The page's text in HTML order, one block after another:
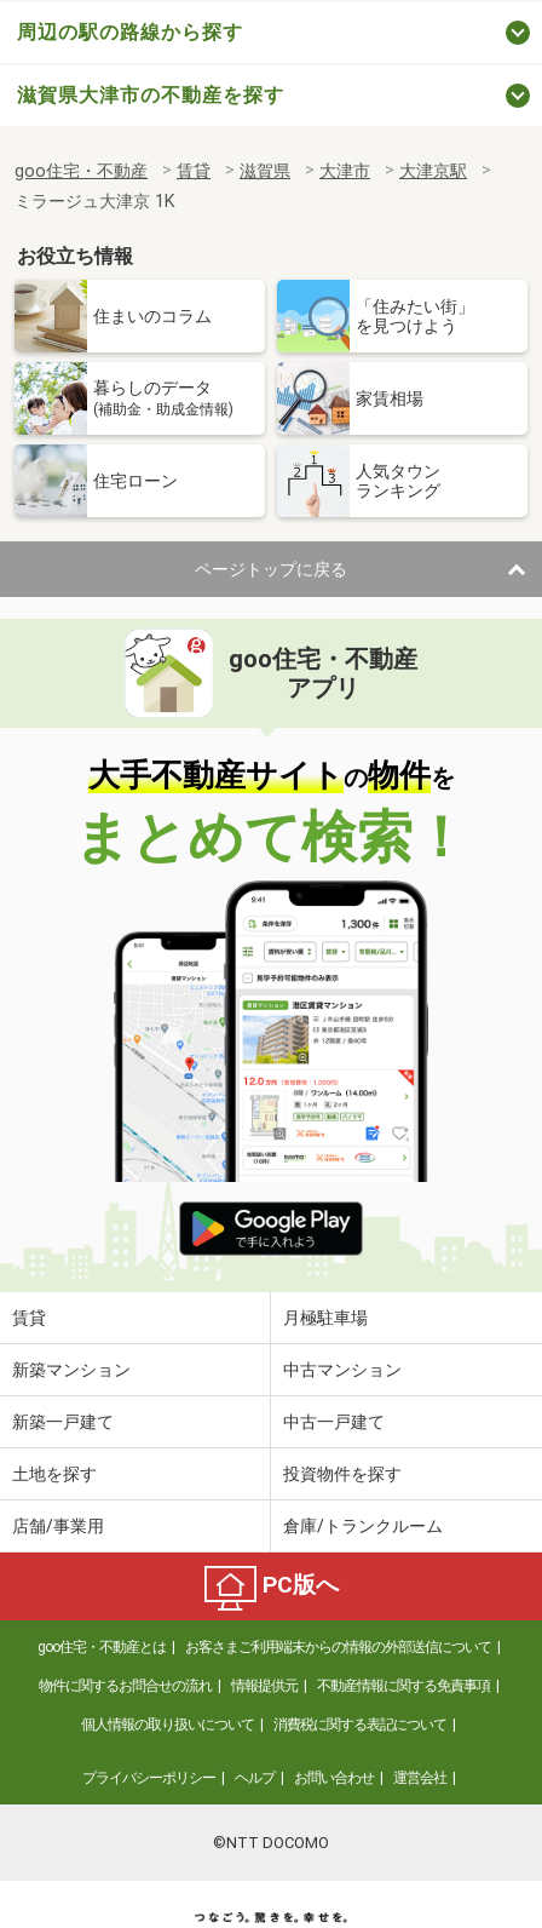
周辺の駅の路線から探す
滋賀県大津市の不動産を探す
goo住宅・不動産 賃貸 滋賀県 大津市
大津京駅
ミラージュ大津京 1K
お役立ち情報
住まいのコラム
「住みたい街」
を見つけよう
暮らしのデータ
(補助金・助成金情報)
家賃相場
住宅ローン
人気タウン
ランキング
ページトップに戻る
goo住宅・不動産
アプリ
大手不動産サイトの物件を
まとめて検索！
賃貸 月極駐車場
新築マンション 中古マンション
新築一戸建て 中古一戸建て
土地を探す 投資物件を探す
店舗/事業用 倉庫/トランクルーム
PC版へ
goo住宅・不動産とは お客さまご利用端末からの情報の外部送信について
物件に関するお問合せの流れ 情報提供元 不動産情報に関する免責事項
個人情報の取り扱いについて 消費税に関する表記について
プライバシーポリシー ヘルプ お問い合わせ 運営会社
©NTT DOCOMO